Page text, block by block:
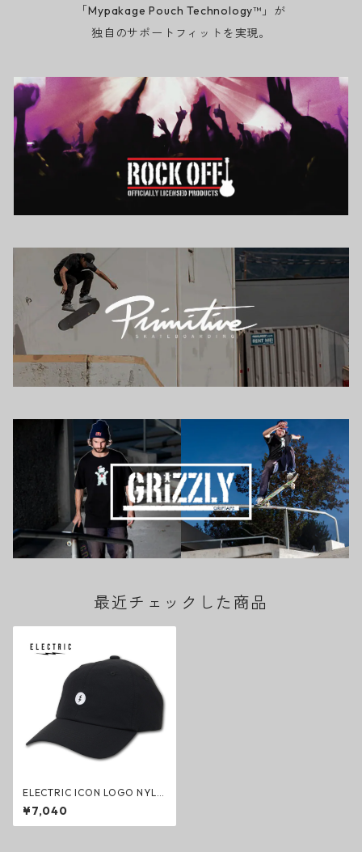
「Mypakage Pouch Technology™」が
独自のサポートフィットを実現。
最近チェックした商品
ELECTRIC ICON LOGO NYLO
N CAP BLACK ナイロンキャッ
プ ブラック 帽子 撥水 エレク
トリック グッズ
¥7,040